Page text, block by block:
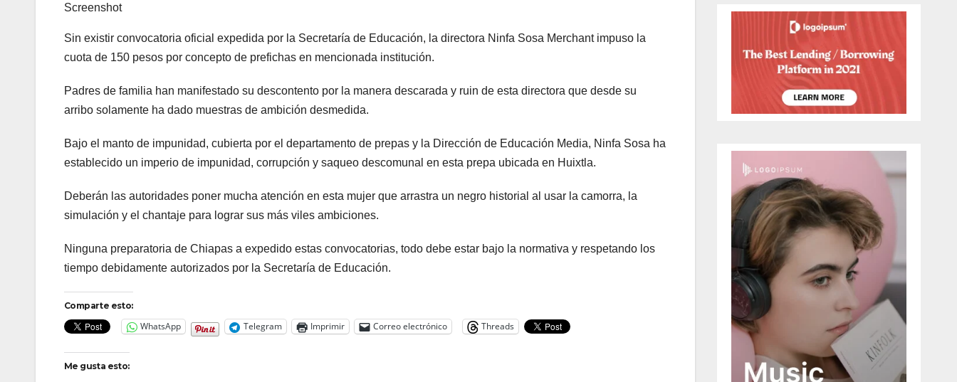
Screenshot
Sin existir convocatoria oficial expedida por la Secretaría de Educación, la directora Ninfa Sosa Merchant impuso la
cuota de 150 pesos por concepto de prefichas en mencionada institución.
Padres de familia han manifestado su descontento por la manera descarada y ruin de esta directora que desde su
arribo solamente ha dado muestras de ambición desmedida.
Bajo el manto de impunidad, cubierta por el departamento de prepas y la Dirección de Educación Media, Ninfa Sosa ha
establecido un imperio de impunidad, corrupción y saqueo descomunal en esta prepa ubicada en Huixtla.
Deberán las autoridades poner mucha atención en esta mujer que arrastra un negro historial al usar la camorra, la
simulación y el chantaje para lograr sus más viles ambiciones.
Ninguna preparatoria de Chiapas a expedido estas convocatorias, todo debe estar bajo la normativa y respetando los
tiempo debidamente autorizados por la Secretaría de Educación.
Comparte esto:
WhatsApp Telegram Imprimir Correo electrónico Threads
Me gusta esto: